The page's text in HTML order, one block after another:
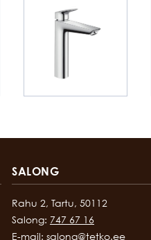
SALONG
Rahu 2, Tartu, 50112
Salong: 747 67 16
E-mail: salong@tetko.ee